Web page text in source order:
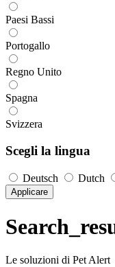
Paesi Bassi
Portogallo
Regno Unito
Spagna
Svizzera
Scegli la lingua
Deutsch Dutch
Applicare
Le soluzioni di Pet Alert